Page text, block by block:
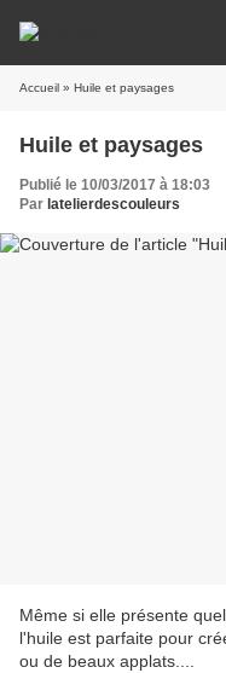
Accueil » Huile et paysages
Huile et paysages
Publié le 10/03/2017 à 18:03
Par latelierdescouleurs
Même si elle présente
l'huile est parfaite pour
ou de beaux applats....